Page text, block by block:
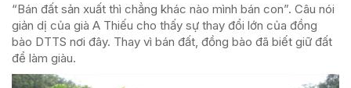
“Bán đất sản xuất thì chẳng khác nào mình bán con”. Câu nói
giản dị của già A Thiếu cho thấy sự thay đổi lớn của đồng
bào DTTS nơi đây. Thay vì bán đất, đồng bào đã biết giữ đất
để làm giàu.